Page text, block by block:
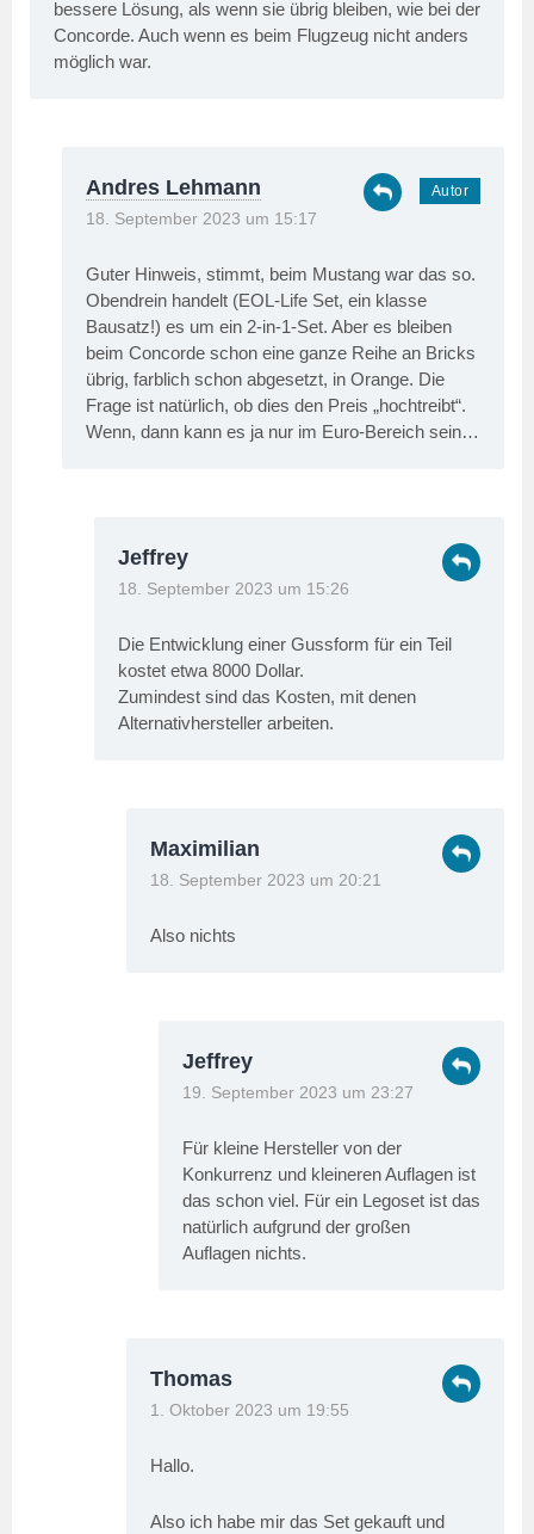
bessere Lösung, als wenn sie übrig bleiben, wie bei der
Concorde. Auch wenn es beim Flugzeug nicht anders
möglich war.
Andres Lehmann
18. September 2023 um 15:17
Guter Hinweis, stimmt, beim Mustang war das so.
Obendrein handelt (EOL-Life Set, ein klasse
Bausatz!) es um ein 2-in-1-Set. Aber es bleiben
beim Concorde schon eine ganze Reihe an Bricks
übrig, farblich schon abgesetzt, in Orange. Die
Frage ist natürlich, ob dies den Preis „hochtreibt“.
Wenn, dann kann es ja nur im Euro-Bereich sein…
Jeffrey
18. September 2023 um 15:26
Die Entwicklung einer Gussform für ein Teil
kostet etwa 8000 Dollar.
Zumindest sind das Kosten, mit denen
Alternativhersteller arbeiten.
Maximilian
18. September 2023 um 20:21
Also nichts
Jeffrey
19. September 2023 um 23:27
Für kleine Hersteller von der
Konkurrenz und kleineren Auflagen ist
das schon viel. Für ein Legoset ist das
natürlich aufgrund der großen
Auflagen nichts.
Thomas
1. Oktober 2023 um 19:55
Hallo.
Also ich habe mir das Set gekauft und